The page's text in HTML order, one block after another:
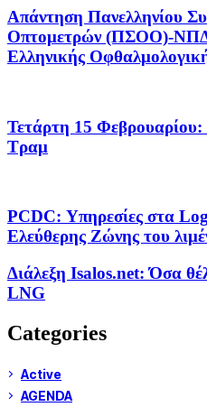
Απάντηση Πανελληνίου
Οπτομετρών (ΠΣΟΟ)-
Ελληνικής
Τετάρτη 15 Φεβρουαρίου:
Τραμ
PCDC: Υπηρεσίες στα
Ελεύθερης Ζώνης του
Διάλεξη Isalos.net: Όσα
LNG
Categories
Active
AGENDA